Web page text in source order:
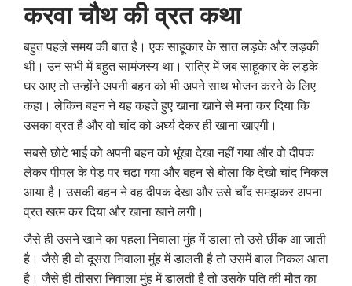
करवा चौथ की व्रत कथा
बहुत पहले समय की बात है। एक साहूकार के सात लड़के और लड़की
थी। उन सभी में बहुत सामंजस्य था। रात्रि में जब साहूकार के लड़के
घर आए तो उन्होंने अपनी बहन को भी अपने साथ भोजन करने के लिए
कहा। लेकिन बहन ने यह कहते हुए खाना खाने से मना कर दिया कि
उसका व्रत है और वो चांद को अर्घ्य देकर ही खाना खाएगी।
सबसे छोटे भाई को अपनी बहन को भूंखा देखा नहीं गया और वो दीपक
लेकर पीपल के पेड़ पर चढ़ा गया और बहन से बोला कि देखो चांद निकल
आया है। उसकी बहन ने वह दीपक देखा और उसे चाँद समझकर अपना
व्रत खत्म कर दिया और खाना खाने लगी।
जैसे ही उसने खाने का पहला निवाला मुंह में डाला तो उसे छींक आ जाती
है। जैसे ही वो दूसरा निवाला मुंह में डालती है तो उसमें बाल निकल आता
है। जैसे ही तीसरा निवाला मुंह में डालती है तो उसके पति की मौत का